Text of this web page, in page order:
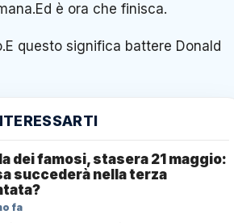
è ora che finisca.
questo significa battere Donald
dei famosi, stasera 21 maggio:
succederà nella terza
fa